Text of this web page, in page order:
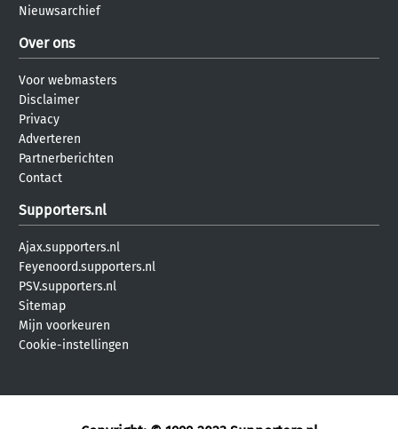
Nieuwsarchief
Over ons
Voor webmasters
Disclaimer
Privacy
Adverteren
Partnerberichten
Contact
Supporters.nl
Ajax.supporters.nl
Feyenoord.supporters.nl
PSV.supporters.nl
Sitemap
Mijn voorkeuren
Cookie-instellingen